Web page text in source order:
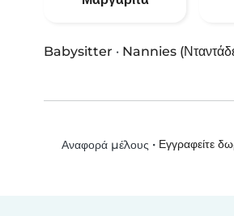
Babysitter · Nannies
Αναφορά μέλους • Εγγραφείτε